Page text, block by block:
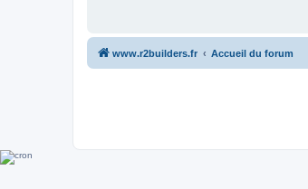
www.r2builders.fr Accueil du forum